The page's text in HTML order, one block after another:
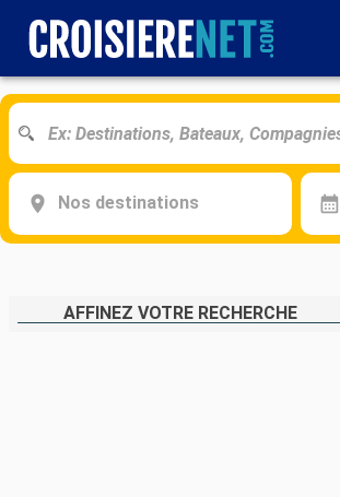
Nos destinations
AFFINEZ VOTRE RECHERCHE